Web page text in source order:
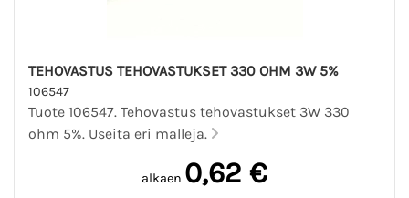
TEHOVASTUS TEHOVASTUKSET 330 OHM 3W 5%
106547
Tuote 106547. Tehovastus tehovastukset 3W 330
ohm 5%. Useita eri malleja.
alkaen 0,62 €